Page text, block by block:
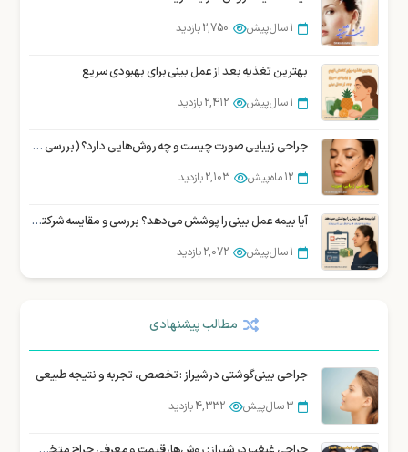
1 سال پیش 2,750 بازدید
بهترین تغذیه بعد از عمل بینی برای بهبودی سریع
1 سال پیش 2,412 بازدید
جراحی زیبایی صورت چیست و چه روش‌هایی دارد؟ (بررسی تخصصی)
12 ماه پیش 2,103 بازدید
آیا بیمه عمل بینی را پوشش می‌دهد؟ بررسی و مقایسه شرکتهای بیمه در ایران
1 سال پیش 2,072 بازدید
2,063 بازدید
سوالات متداول زیباجویان درباره عمل سانترال لب
12 ماه پیش 1,977 بازدید
10 سوالی که قبل از عمل بینی باید از جراح خود بپرسید
مطالب پیشنهادی
جراحی بینی گوشتی در شیراز : تخصص، تجربه و نتیجه طبیعی
3 سال پیش 4,332 بازدید